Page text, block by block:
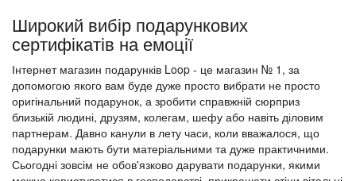
Широкий вибір подарункових
сертифікатів на емоції
Інтернет магазин подарунків Loop - це магазин № 1, за
допомогою якого вам буде дуже просто вибрати не просто
оригінальний подарунок, а зробити справжній сюрприз
близькій людині, друзям, колегам, шефу або навіть діловим
партнерам. Давно канули в лету часи, коли вважалося, що
подарунки мають бути матеріальними та дуже практичними.
Сьогодні зовсім не обов'язково дарувати подарунки, якими